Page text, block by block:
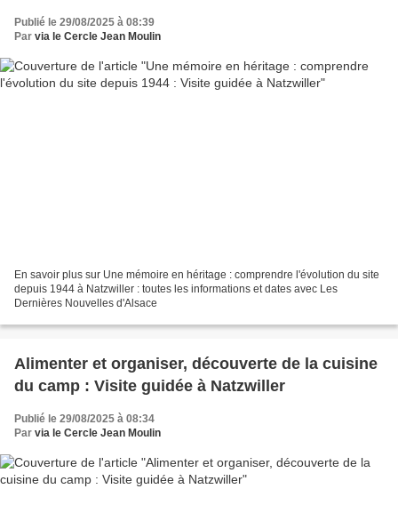
Publié le 29/08/2025 à 08:39
Par via le Cercle Jean Moulin
En savoir plus sur Une mémoire en héritage : comprendre l'évolution du site
depuis 1944 à Natzwiller : toutes les informations et dates avec Les
Dernières Nouvelles d'Alsace
Alimenter et organiser, découverte de la cuisine
du camp : Visite guidée à Natzwiller
Publié le 29/08/2025 à 08:34
Par via le Cercle Jean Moulin